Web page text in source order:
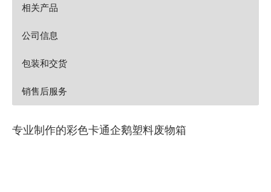
相关产品
公司信息
包装和交货
销售后服务
专业制作的彩色卡通企鹅塑料废物箱